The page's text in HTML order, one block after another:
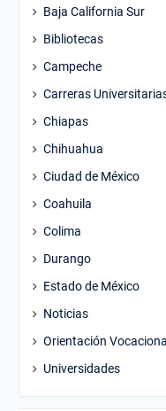
Baja California Sur
Bibliotecas
Campeche
Carreras
Chiapas
Chihuahua
Ciudad de México
Coahuila
Colima
Durango
Estado de México
Noticias
Orientación Vocacional
Universidades